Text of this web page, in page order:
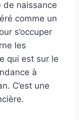
de naissance
comme un
s’occuper
les
qui est sur le
à
C’est une